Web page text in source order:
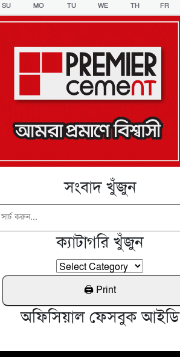
SU MO TU WE TH FR
সংবাদ খুঁজুন
ক্যাটাগরি খুঁজুন
অফিসিয়াল ফেসবুক আইডি